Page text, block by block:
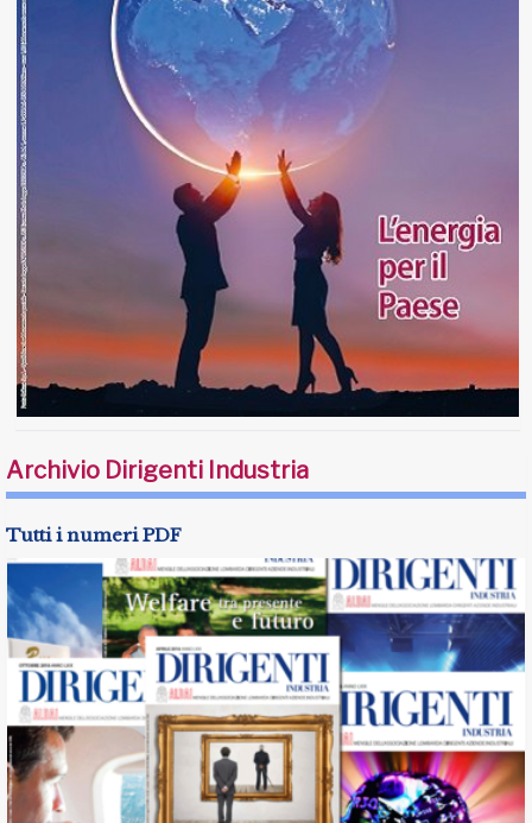
Archivio Dirigenti Industria
Tutti i numeri PDF